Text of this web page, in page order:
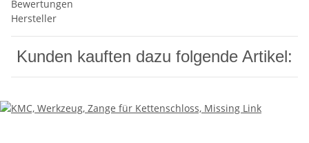
Bewertungen
Hersteller
Kunden kauften dazu folgende Artikel: